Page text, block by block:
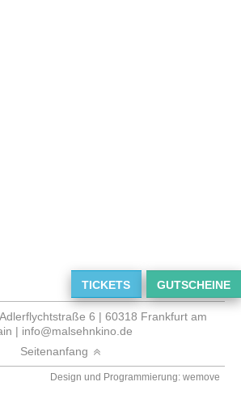
TICKETS GUTSCHEINE
6 | 60318 Frankfurt am
| info@malsehnkino.de
Seitenanfang
Design und Programmierung: wemove